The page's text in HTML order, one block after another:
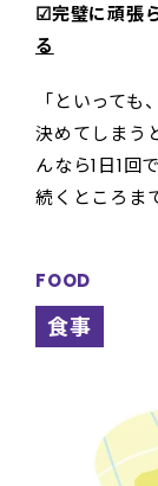
☑︎完璧に頑張
る
「といって
決めてしまう
んなら1日1回
続くところま
FOOD
食事